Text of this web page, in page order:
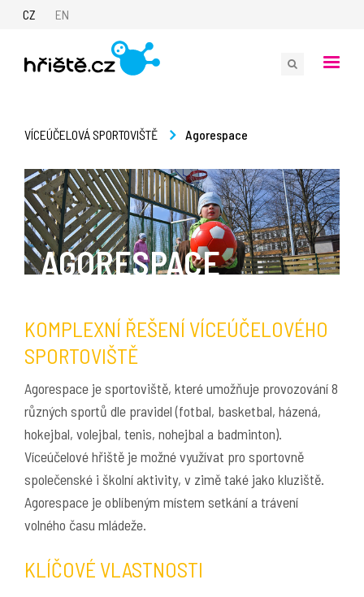
CZ EN
VÍCEÚČELOVÁ SPORTOVIŠTĚ Agorespace
AGORESPACE
KOMPLEXNÍ ŘEŠENÍ VÍCEÚČELOVÉHO
SPORTOVIŠTĚ
Agorespace je sportoviště, které umožňuje provozování 8
různých sportů dle pravidel (fotbal, basketbal, házená,
hokejbal, volejbal, tenis, nohejbal a badminton).
Víceúčelové hřiště je možné využívat pro sportovně
společenské i školní aktivity, v zimě také jako kluziště.
Agorespace je oblíbeným místem setkání a trávení
volného času mládeže.
KLÍČOVÉ VLASTNOSTI